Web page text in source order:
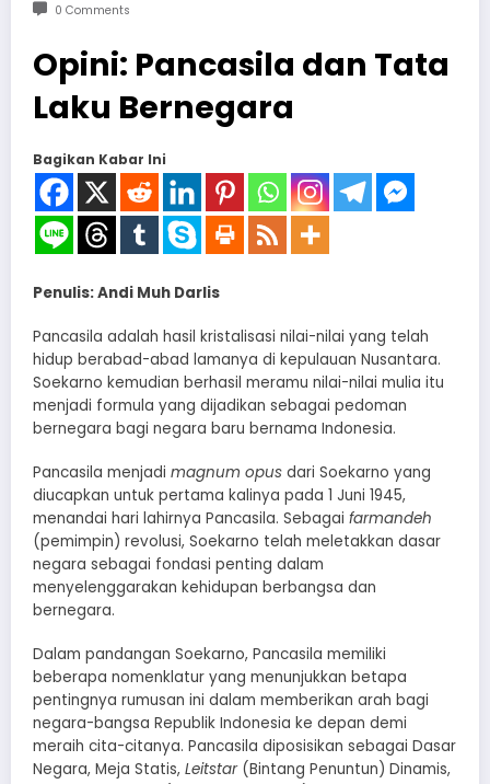
0 Comments
Opini: Pancasila dan Tata
Laku Bernegara
Bagikan Kabar Ini
Penulis: Andi Muh Darlis
​Pancasila adalah hasil kristalisasi nilai-nilai yang telah
hidup berabad-abad lamanya di kepulauan Nusantara.
Soekarno kemudian berhasil meramu nilai-nilai mulia itu
menjadi formula yang dijadikan sebagai pedoman
bernegara bagi negara baru bernama Indonesia.
​Pancasila menjadi magnum opus dari Soekarno yang
diucapkan untuk pertama kalinya pada 1 Juni 1945,
menandai hari lahirnya Pancasila. Sebagai farmandeh
(pemimpin) revolusi, Soekarno telah meletakkan dasar
negara sebagai fondasi penting dalam
menyelenggarakan kehidupan berbangsa dan
bernegara.
​Dalam pandangan Soekarno, Pancasila memiliki
beberapa nomenklatur yang menunjukkan betapa
pentingnya rumusan ini dalam memberikan arah bagi
negara-bangsa Republik Indonesia ke depan demi
meraih cita-citanya. Pancasila diposisikan sebagai Dasar
Negara, Meja Statis, Leitstar(Bintang Penuntun) Dinamis,